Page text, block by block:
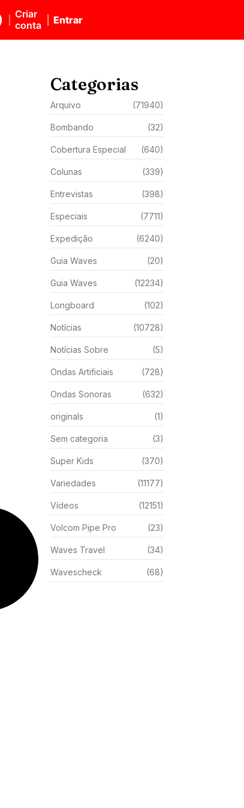
Criar
conta
Entrar
Categorias
Arquivo (71940)
Bombando (32)
Cobertura Especial (640)
Colunas (339)
Entrevistas (398)
Especiais (7711)
Expedição (6240)
Guia Waves (20)
Guia Waves (12234)
Longboard (102)
Notícias (10728)
Notícias Sobre (5)
Ondas Artificiais (728)
Ondas Sonoras (632)
originals (1)
Sem categoria (3)
Super Kids (370)
Variedades (11177)
Vídeos (12151)
Volcom Pipe Pro (23)
Waves Travel (34)
Wavescheck (68)